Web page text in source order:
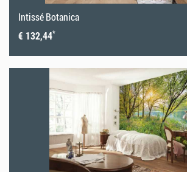
Intissé Botanica
€ 132,44*